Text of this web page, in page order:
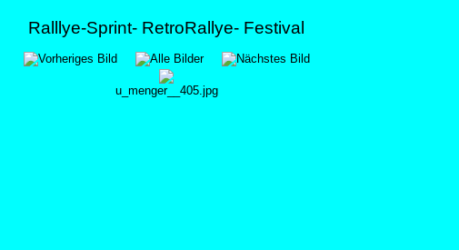
Ralllye-Sprint- RetroRallye- Festival
u_menger__405.jpg